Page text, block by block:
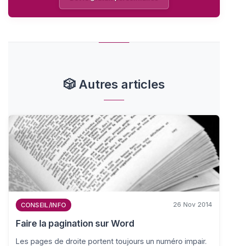
🎲Autres articles
CONSEIL/INFO 26 Nov 2014
Faire la pagination sur Word
Les pages de droite portent toujours un numéro impair.